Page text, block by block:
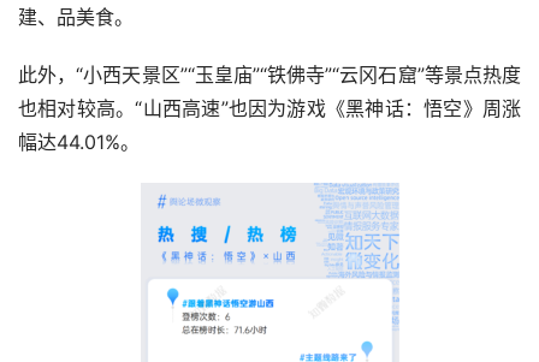
建、品美食。
此外，“小西天景区”“玉皇庙”“铁佛寺”“云冈石窟”等景点热度
也相对较高。“山西高速”也因为游戏《黑神话：悟空》周涨
幅达44.01%。